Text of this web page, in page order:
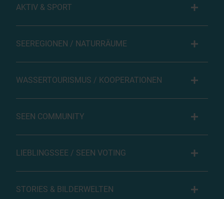
AKTIV & SPORT
SEEREGIONEN / NATURRÄUME
WASSERTOURISMUS / KOOPERATIONEN
SEEN COMMUNITY
LIEBLINGSSEE / SEEN VOTING
STORIES & BILDERWELTEN